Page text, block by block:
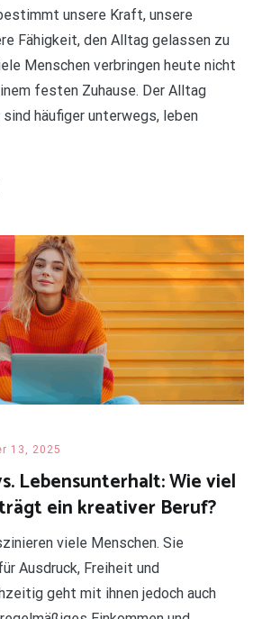
unsere Kraft, unsere
Fähigkeit, den Alltag gelassen zu
Menschen verbringen heute nicht
festen Zuhause. Der Alltag
häufiger unterwegs, leben
13, 2025
Lebensunterhalt: Wie viel
ein kreativer Beruf?
viele Menschen. Sie
Ausdruck, Freiheit und
geht mit ihnen jedoch auch